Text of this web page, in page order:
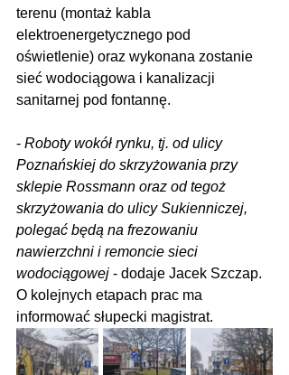
terenu (montaż kabla
elektroenergetycznego pod
oświetlenie) oraz wykonana zostanie
sieć wodociągowa i kanalizacji
sanitarnej pod fontannę.
- Roboty wokół rynku, tj. od ulicy
Poznańskiej do skrzyżowania przy
sklepie Rossmann oraz od tegoż
skrzyżowania do ulicy Sukienniczej,
polegać będą na frezowaniu
nawierzchni i remoncie sieci
wodociągowej - dodaje Jacek Szczap.
O kolejnych etapach prac ma
informować słupecki magistrat.